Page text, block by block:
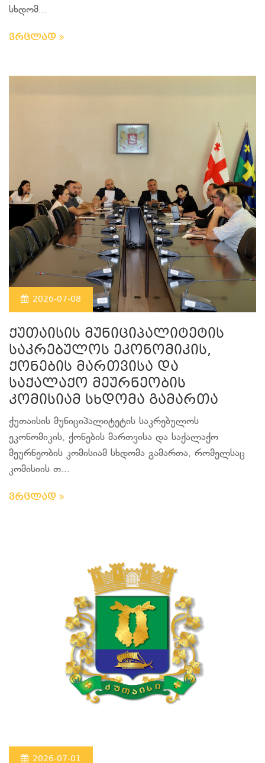
სხდომ...
ვრცლად
2026-07-08
ქუთაისის მუნიციპალიტეტის
საკრებულოს ეკონომიკის,
ქონების მართვისა და
საქალაქო მეურნეობის
კომისიამ სხდომა გამართა
ქუთაისის მუნიციპალიტეტის საკრებულოს
ეკონომიკის, ქონების მართვისა და საქალაქო
მეურნეობის კომისიამ სხდომა გამართა, რომელსაც
კომისიის თ...
ვრცლად
2026-07-01